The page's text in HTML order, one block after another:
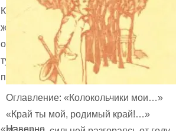
Как
же
он
туда
попал?
«Наверно,
Оглавление: «Колокольчики мои…»
«Край ты мой, родимый край!…»